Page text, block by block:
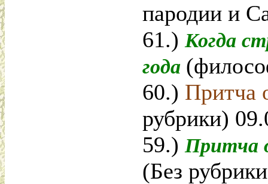
пародии и
61.) Когда
года
60.) Притча
рубрики)
59.) Притча
(Без